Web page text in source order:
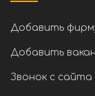
Добавить
Добавить
Звонок с сайта